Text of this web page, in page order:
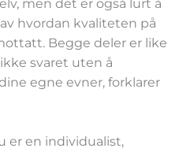
men det er også lurt å
hvordan kvaliteten på
Begge deler er like
svaret uten å
egne evner, forklarer
er en individualist,